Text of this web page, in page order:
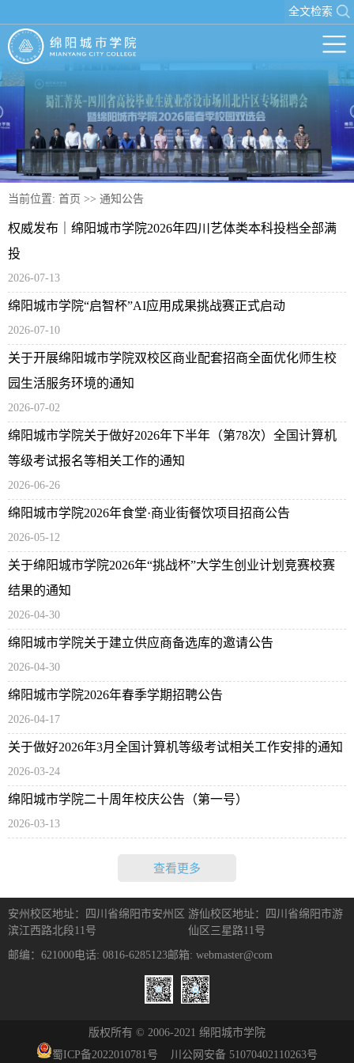
全文检索
当前位置: 首页 >> 通知公告
权威发布｜绵阳城市学院2026年四川艺体类本科投档全部满
投
2026-07-13
绵阳城市学院“启智杯”AI应用成果挑战赛正式启动
2026-07-10
关于开展绵阳城市学院双校区商业配套招商全面优化师生校
园生活服务环境的通知
2026-07-02
绵阳城市学院关于做好2026年下半年（第78次）全国计算机
等级考试报名等相关工作的通知
2026-06-26
绵阳城市学院2026年食堂·商业街餐饮项目招商公告
2026-05-12
关于绵阳城市学院2026年“挑战杯”大学生创业计划竞赛校赛
结果的通知
2026-04-30
‌绵阳城市学院关于建立供应商备选库的邀请公告
2026-04-30
绵阳城市学院2026年春季学期招聘公告
2026-04-17
关于做好2026年3月全国计算机等级考试相关工作安排的通知
2026-03-24
绵阳城市学院二十周年校庆公告（第一号）
2026-03-13
查看更多
安州校区地址：四川省绵阳市安州区
滨江西路北段11号
游仙校区地址：四川省绵阳市游
仙区三星路11号
邮编：621000 电话: 0816-6285123邮箱: webmaster@com
版权所有 © 2006-2021 绵阳城市学院
蜀ICP备2022010781 号 川公网安备 51070402110263号